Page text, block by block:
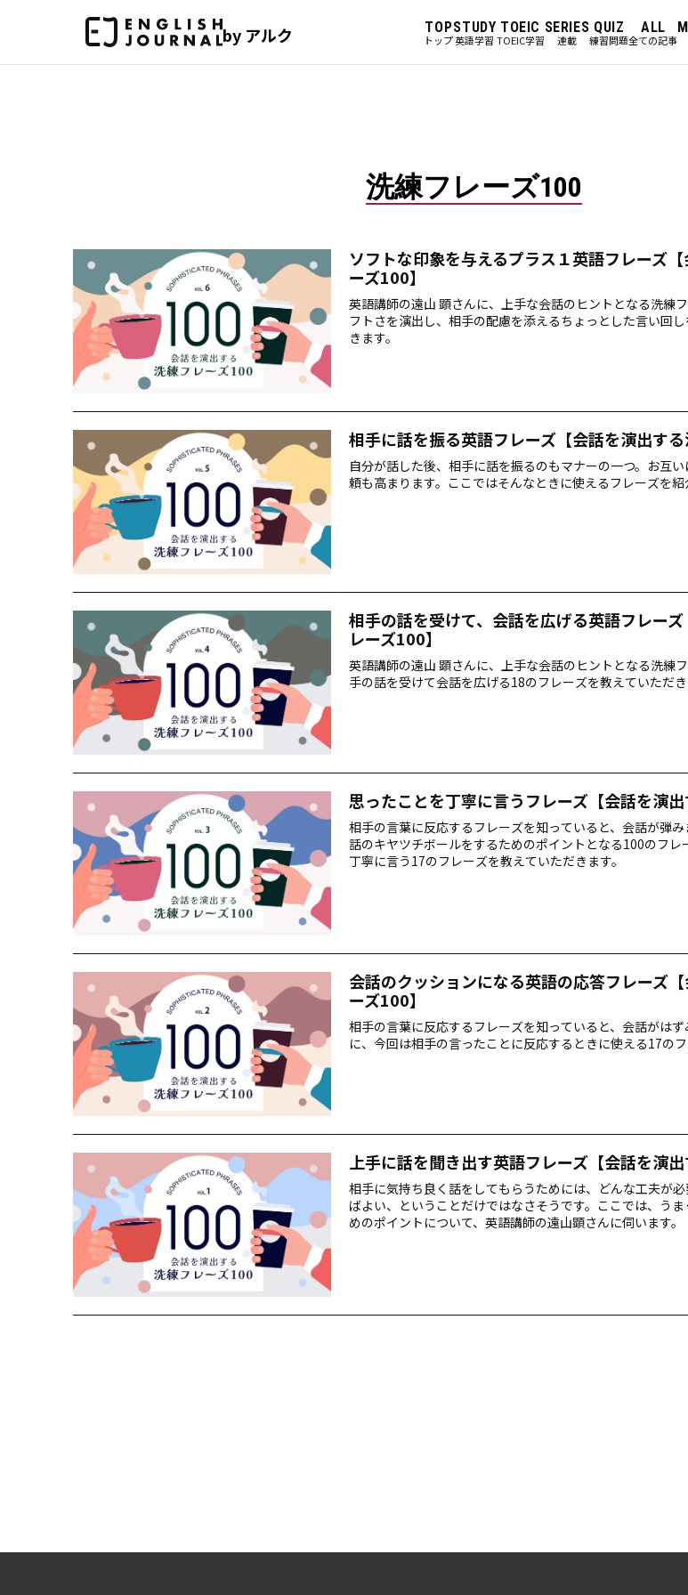
by アルク TOP
トップ
STUDY
英語学習
TOEIC
TOEIC学習
SERIES
連載
QUIZ
練習問題
ALL
全ての記事
洗練フレーズ100
ソフトな印象を与えるプラス１英語フレーズ
ーズ100】
英語講師の遠山 顕さんに、上手な会話のヒントとなる洗練
フトさを演出し、相手の配慮を添えるちょっとした言い回
きます。
相手に話を振る英語フレーズ【会話を演出する
自分が話した後、相手に話を振るのもマナーの一つ。お互
頼も高まります。ここではそんなときに使えるフレーズを紹
相手の話を受けて、会話を広げる英語フレー
レーズ100】
英語講師の遠山 顕さんに、上手な会話のヒントとなる洗練
手の話を受けて会話を広げる18のフレーズを教えていただき
思ったことを丁寧に言うフレーズ【会話を演出
相手の言葉に反応するフレーズを知っていると、会話が弾
話のキヤツチボールをするためのポイントとなる100のフ
丁寧に言う17のフレーズを教えていただきます。
会話のクッションになる英語の応答フレーズ
ーズ100】
相手の言葉に反応するフレーズを知っていると、会話がは
に、今回は相手の言ったことに反応するときに使える17の
上手に話を聞き出す英語フレーズ【会話を演出
相手に気持ち良く話をしてもらうためには、どんな工夫が
ばよい、ということだけではなさそうです。ここでは、う
めのポイントについて、英語講師の遠山顕さんに伺います。